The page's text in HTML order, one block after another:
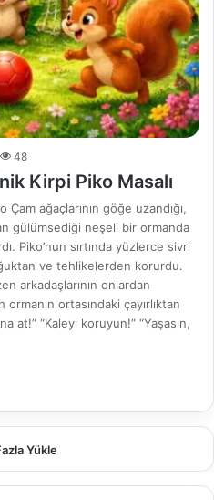
48
Kirpi Piko Masalı
ağaçlarının göğe uzandığı,
gülümsediği neşeli bir ormanda
Piko’nun sırtında yüzlerce sivri
ve tehlikelerden korurdu.
arkadaşlarının onlardan
ortasındaki çayırlıktan
at!” “Kaleyi koruyun!” “Yaşasın,
Yükle